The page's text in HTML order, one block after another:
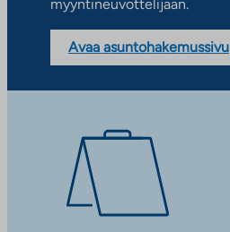
myyntineuvottelijaan.
Avaa asuntohakemussivu